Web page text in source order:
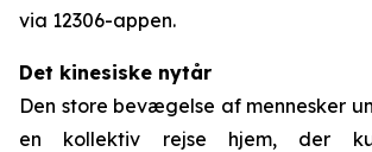
via 12306-appen.
Det kinesiske nytår
Den store bevægelse af mennesker
en kollektiv rejse hjem, der